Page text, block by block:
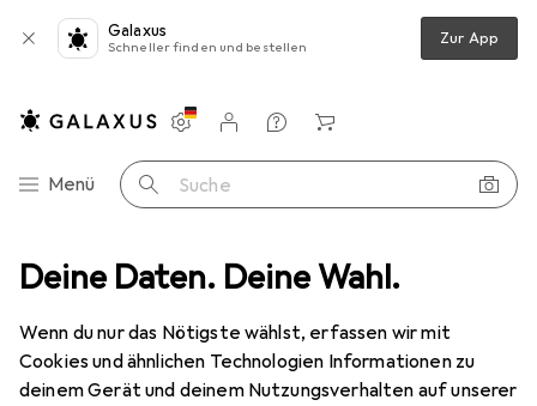
Deine Daten. Deine Wahl.
Wenn du nur das Nötigste wählst, erfassen wir mit
Cookies und ähnlichen Technologien Informationen zu
deinem Gerät und deinem Nutzungsverhalten auf unserer
Galaxus
Schneller finden und bestellen Zur App
Navigation nach Kategorien
Menü Suche
Einstellungen
Kundenkonto
Vergleichslisten
Merklisten
Warenkorb
Warm Tech
Kategorien anzeigen